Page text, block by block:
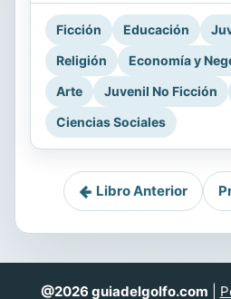
Ficción Educación
Religión
Economía y
Arte
Juvenil No Ficción
Ciencias Sociales
Libro Anterior
@2026 guiadelgolfo.com